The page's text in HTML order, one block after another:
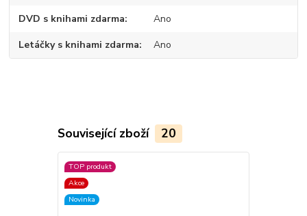
DVD s knihami zdarma Ano
Letáčky s knihami zdarma Ano
Související zboží 20
TOP produkt
Akce
Novinka